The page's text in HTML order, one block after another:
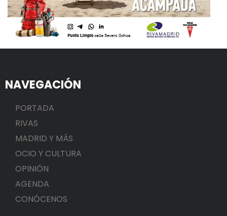
NAVEGACIÓN
PORTADA
RIVAS
MADRID Y MÁS
OCIO Y CULTURA
OPINIÓN
AGENDA
CONÓCENOS